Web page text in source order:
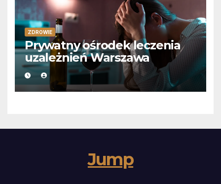
ZDROWIE
Prywatny ośrodek leczenia
uzależnień Warszawa
Jump